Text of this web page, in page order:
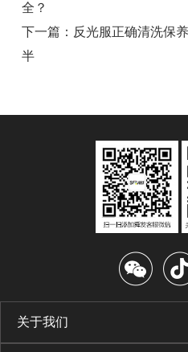
全？
下一篇： 反光服正确清洗保
半
关于我们